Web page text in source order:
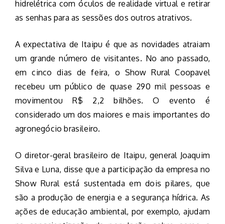
hidrelétrica com óculos de realidade virtual e retirar
as senhas para as sessões dos outros atrativos.
A expectativa de Itaipu é que as novidades atraiam
um grande número de visitantes. No ano passado,
em cinco dias de feira, o Show Rural Coopavel
recebeu um público de quase 290 mil pessoas e
movimentou R$ 2,2 bilhões. O evento é
considerado um dos maiores e mais importantes do
agronegócio brasileiro.
O diretor-geral brasileiro de Itaipu, general Joaquim
Silva e Luna, disse que a participação da empresa no
Show Rural está sustentada em dois pilares, que
são a produção de energia e a segurança hídrica. As
ações de educação ambiental, por exemplo, ajudam